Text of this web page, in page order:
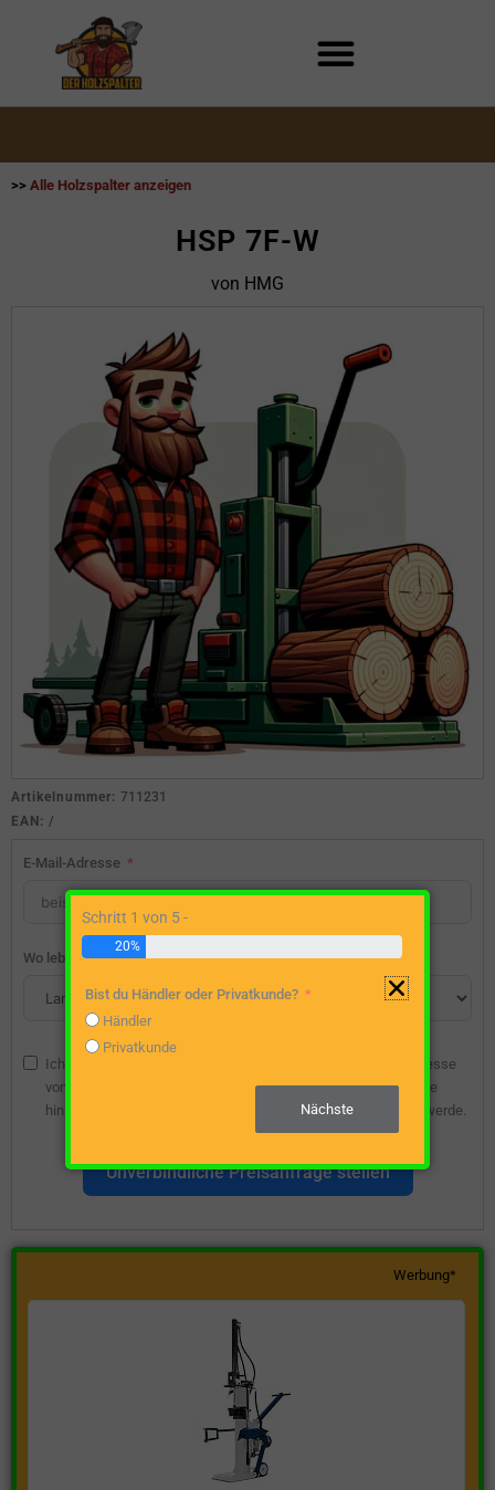
>> Alle Holzspalter anzeigen
HSP 7F-W
von HMG
Artikelnummer: 711231
EAN: /
E-Mail-Adresse
Wo lebst du?
Ich bin damit einverstanden, dass die angegebene E-Mail-Adresse
vom Webseitenbetreiber gespeichert wird, damit ich über diese
hinsichtlich eines unverbindlichen Preisangebots kontaktiert werde.
Unverbindliche Preisanfrage stellen
Werbung*
Schritt 1 von 5 -
20%
Bist du Händler oder Privatkunde?
Händler
Privatkunde
Nächste